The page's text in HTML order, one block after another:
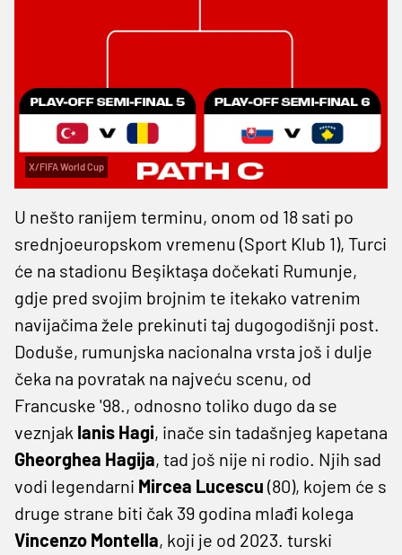
X/FIFA World Cup
U nešto ranijem terminu, onom od 18 sati po
srednjoeuropskom vremenu (Sport Klub 1), Turci
će na stadionu Beşiktaşa dočekati Rumunje,
gdje pred svojim brojnim te itekako vatrenim
navijačima žele prekinuti taj dugogodišnji post.
Doduše, rumunjska nacionalna vrsta još i dulje
čeka na povratak na najveću scenu, od
Francuske '98., odnosno toliko dugo da se
veznjak Ianis Hagi, inače sin tadašnjeg kapetana
Gheorghea Hagija, tad još nije ni rodio. Njih sad
vodi legendarni Mircea Lucescu (80), kojem će s
druge strane biti čak 39 godina mlađi kolega
Vincenzo Montella, koji je od 2023. turski